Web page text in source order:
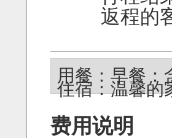
返程的
用餐：早餐：
住宿：温馨的
费用说明